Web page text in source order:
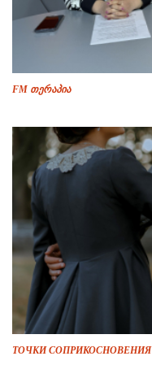
FM თერაპია
ТОЧКИ СОПРИКОСНОВЕНИЯ